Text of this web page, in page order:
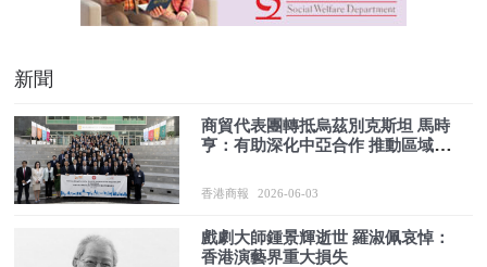
新聞
商貿代表團轉抵烏茲別克斯坦 馬時
亨：有助深化中亞合作 推動區域經
香港商報 2026-06-03
戲劇大師鍾景輝逝世 羅淑佩哀悼：
香港演藝界重大損失